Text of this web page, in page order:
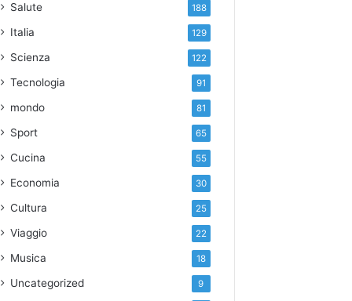
Salute 188
Italia 129
Scienza 122
Tecnologia 91
mondo 81
Sport 65
Cucina 55
Economia 30
Cultura 25
Viaggio 22
Musica 18
Uncategorized 9